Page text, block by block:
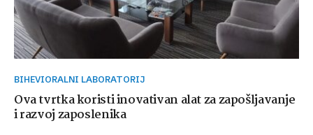
BIHEVIORALNI LABORATORIJ
Ova tvrtka koristi inovativan alat za zapošljavanje
i razvoj zaposlenika